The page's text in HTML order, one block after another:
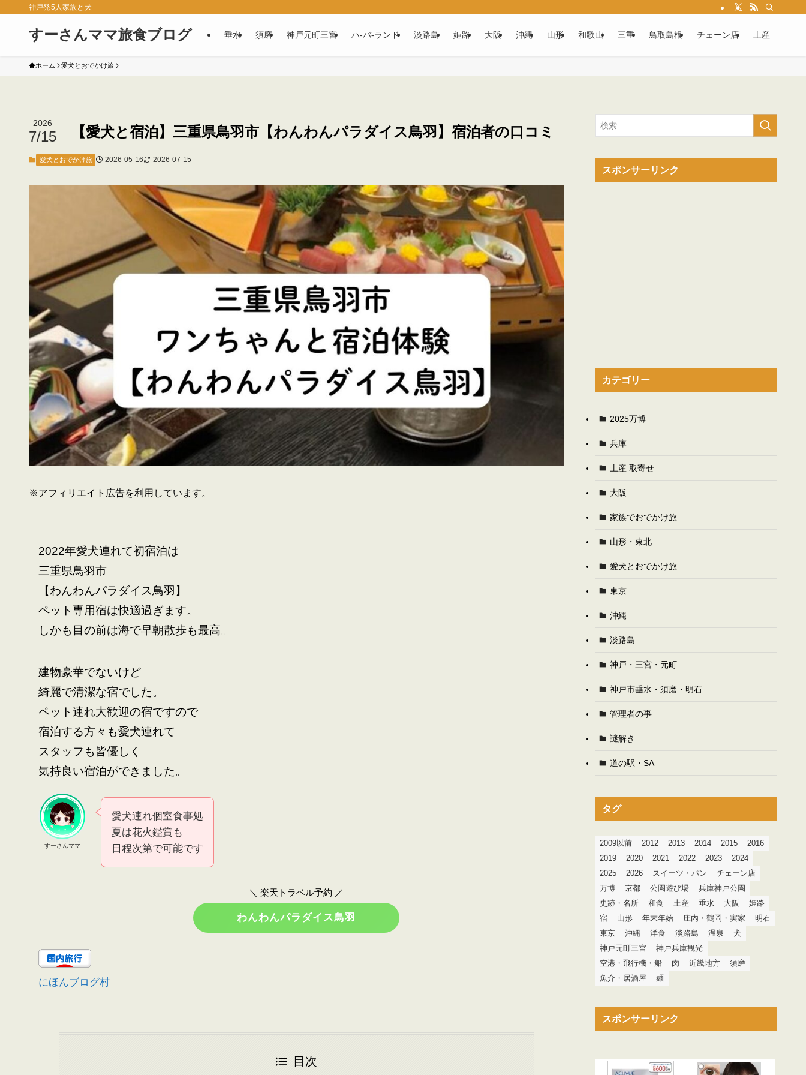
神戸発5人家族と犬
すーさんママ旅食ブログ 垂水 須磨 神戸元町三宮 ハ‐バ‐ランド 淡路島 姫路 大阪 沖縄 山形 和歌山 三重 鳥取島根 チェーン店 土産
ホーム 愛犬とおでかけ旅
【愛犬と宿泊】三重県鳥羽市【わんわんパラダイス鳥羽】宿泊者の口コミ
2026
7/15
愛犬とおでかけ旅 2026-05-16 2026-07-15
※アフィリエイト広告を利用しています。
2022年愛犬連れて初宿泊は
三重県鳥羽市
【わんわんパラダイス鳥羽】
ペット専用宿は快適過ぎます。
しかも目の前は海で早朝散歩も最高。
建物豪華でないけど
綺麗で清潔な宿でした。
ペット連れ大歓迎の宿ですので
宿泊する方々も愛犬連れて
スタッフも皆優しく
気持良い宿泊ができました。
すーさんママ
愛犬連れ個室食事処
夏は花火鑑賞も
日程次第で可能です
＼ 楽天トラベル予約 ／
わんわんパラダイス鳥羽
にほんブログ村
目次
スポンサーリンク
カテゴリー
2025万博
兵庫
土産 取寄せ
大阪
家族でおでかけ旅
山形・東北
愛犬とおでかけ旅
東京
沖縄
淡路島
神戸・三宮・元町
神戸市垂水・須磨・明石
管理者の事
謎解き
道の駅・SA
タグ
2009以前 2012 2013 2014 2015
2016
2019
2020 2021 2022 2023
2024
2025
2026 スイーツ・パン
チェーン店
万博
京都 公園遊び場
兵庫神戸公園
史跡・名所
和食 土産 垂水 大阪
姫路
宿
山形 年末年始 庄内・鶴岡・実家
明石
東京
沖縄 洋食 淡路島 温泉
犬
神戸元町三宮
神戸兵庫観光
空港・飛行機・船
肉 近畿地方
須磨
魚介・居酒屋
麺
スポンサーリンク